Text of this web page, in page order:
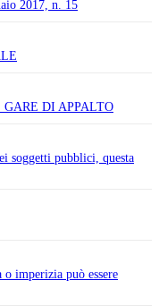
2017, n. 15
DI APPALTO
soggetti pubblici, questa
imperizia può essere